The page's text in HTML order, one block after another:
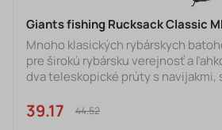
Giants fishing Rucksack Classic
Mnoho klasických rybárskych
pre širokú rybársku verejnosť a
dva teleskopické prúty s navijakmi,
ďalšie potrebné vybavenie na lov.
nylonu 300D, v elegantnom
čiernom dizajne. Tento zosilnený
39.17 €44.52 €